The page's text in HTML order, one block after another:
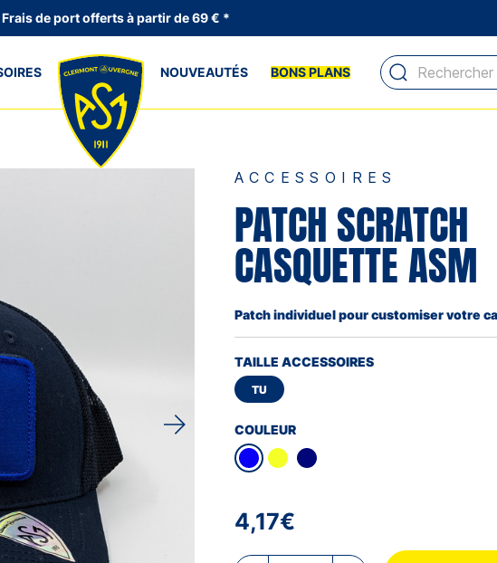
Frais de port offerts à partir de 69 € *
NOUVEAUTÉS BONS PLANS
ACCESSOIRES
PATCH SCRATCH
CASQUETTE ASM
Patch individuel pour customiser votre
TAILLE ACCESSOIRES
TU
COULEUR
4,17€